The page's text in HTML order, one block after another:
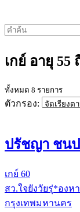
เกย์ อายุ 55
ทั้งหมด 8 รายการ
ตัวกรอง:
ปรัชญา ชน
เกย์ 60
สว.ใจยังวัยรุ่*อง
กรุงเทพมหานคร